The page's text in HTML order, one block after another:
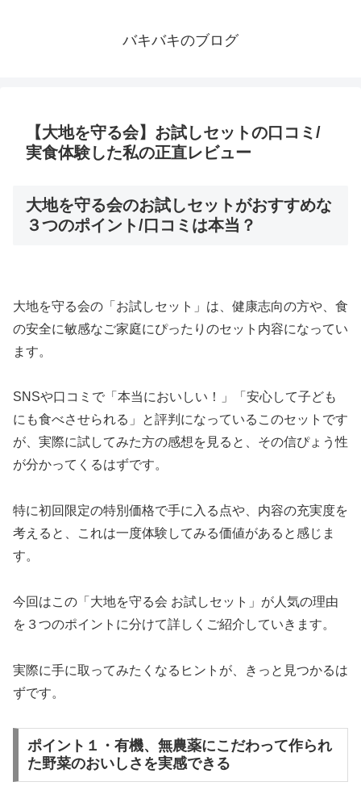
バキバキのブログ
【大地を守る会】お試しセットの口コミ/
実食体験した私の正直レビュー
大地を守る会のお試しセットがおすすめな
３つのポイント/口コミは本当？
大地を守る会の「お試しセット」は、健康志向の方や、食
の安全に敏感なご家庭にぴったりのセット内容になってい
ます。
SNSや口コミで「本当においしい！」「安心して子ども
にも食べさせられる」と評判になっているこのセットです
が、実際に試してみた方の感想を見ると、その信ぴょう性
が分かってくるはずです。
特に初回限定の特別価格で手に入る点や、内容の充実度を
考えると、これは一度体験してみる価値があると感じま
す。
今回はこの「大地を守る会 お試しセット」が人気の理由
を３つのポイントに分けて詳しくご紹介していきます。
実際に手に取ってみたくなるヒントが、きっと見つかるは
ずです。
ポイント１・有機、無農薬にこだわって作られ
た野菜のおいしさを実感できる